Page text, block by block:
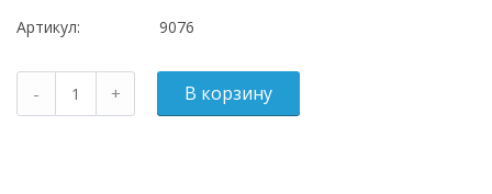
Артикул: 9076